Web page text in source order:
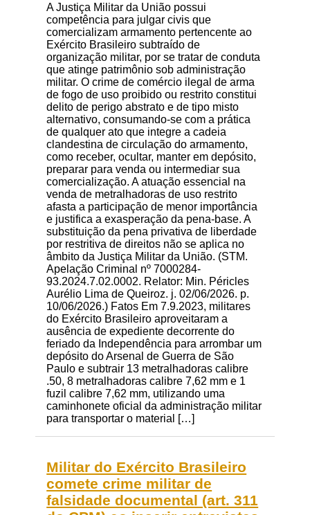
A Justiça Militar da União possui
competência para julgar civis que
comercializam armamento pertencente ao
Exército Brasileiro subtraído de
organização militar, por se tratar de conduta
que atinge patrimônio sob administração
militar. O crime de comércio ilegal de arma
de fogo de uso proibido ou restrito constitui
delito de perigo abstrato e de tipo misto
alternativo, consumando-se com a prática
de qualquer ato que integre a cadeia
clandestina de circulação do armamento,
como receber, ocultar, manter em depósito,
preparar para venda ou intermediar sua
comercialização. A atuação essencial na
venda de metralhadoras de uso restrito
afasta a participação de menor importância
e justifica a exasperação da pena-base. A
substituição da pena privativa de liberdade
por restritiva de direitos não se aplica no
âmbito da Justiça Militar da União. (STM.
Apelação Criminal nº 7000284-
93.2024.7.02.0002. Relator: Min. Péricles
Aurélio Lima de Queiroz. j. 02/06/2026. p.
10/06/2026.) Fatos Em 7.9.2023, militares
do Exército Brasileiro aproveitaram a
ausência de expediente decorrente do
feriado da Independência para arrombar um
depósito do Arsenal de Guerra de São
Paulo e subtrair 13 metralhadoras calibre
.50, 8 metralhadoras calibre 7,62 mm e 1
fuzil calibre 7,62 mm, utilizando uma
caminhonete oficial da administração militar
para transportar o material […]
Militar do Exército Brasileiro
comete crime militar de
falsidade documental (art. 311